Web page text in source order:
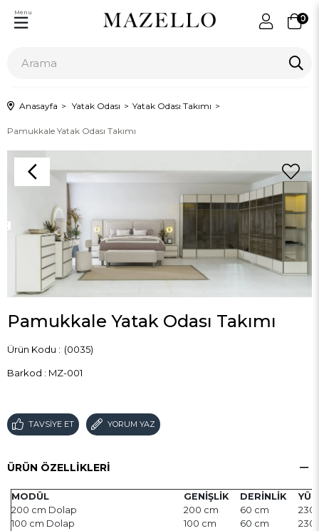
0
Menu
Anasayfa Yatak Odası Yatak Odası Takımı
Pamukkale Yatak Odası Takımı
Pamukkale Yatak Odası Takımı
(0035)
Barkod : MZ-001
TAVSIYE ET YORUM YAZ
ÜRÜN ÖZELLIKLERI
MODÜL GENİŞLİK DERİNLİK
200 cm Dolap
200 cm 60 cm
230
100 cm Dolap
100 cm 60 cm
230